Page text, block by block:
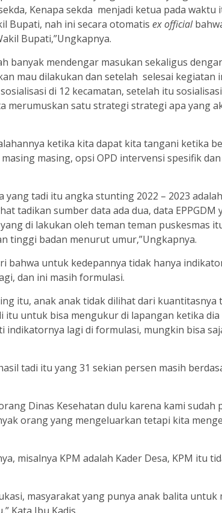
Kenapa sekda menjadi ketua pada waktu
Bupati, nah ini secara otomatis ex official
Bupati,”Ungkapnya.
banyak mendengar masukan sekaligus
mau dilakukan dan setelah selesai kegiatan
di 12 kecamatan, setelah itu
merumuskan satu strategi strategi apa yang
ketika kita dapat kita tangani ketika
masing, opsi OPD intervensi spesifik
tadi itu angka stunting 2022 – 2023
tadikan sumber data ada dua, data EPPGDM
di lakukan oleh teman teman puskesmas
tinggi badan menurut umur,”Ungkapnya.
bahwa untuk kedepannya tidak hanya
dan ini masih formulasi.
itu, anak anak tidak dilihat dari kuantitasnya
itu untuk bisa mengukur di lapangan ketika
indikatornya lagi di formulasi, mungkin bisa
tadi itu yang 31 sekian persen masih
Dinas Kesehatan dulu karena kami sudah
orang yang mengeluarkan tetapi kita
misalnya KPM adalah Kader Desa, KPM itu
masyarakat yang punya anak balita untuk